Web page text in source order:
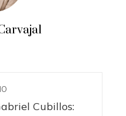
Cubillos: